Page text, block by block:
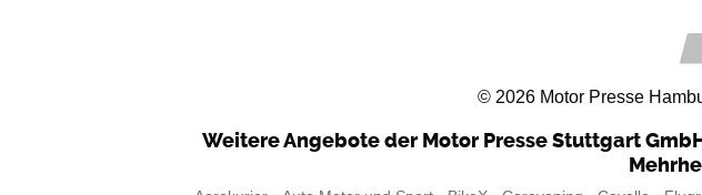
© 2026 Motor Presse
Weitere Angebote der Motor Presse Stuttgart